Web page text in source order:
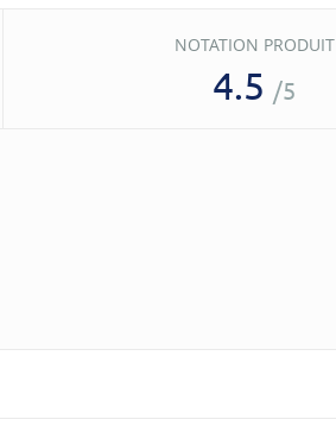
NOTATION PRODUIT
4.5 /5